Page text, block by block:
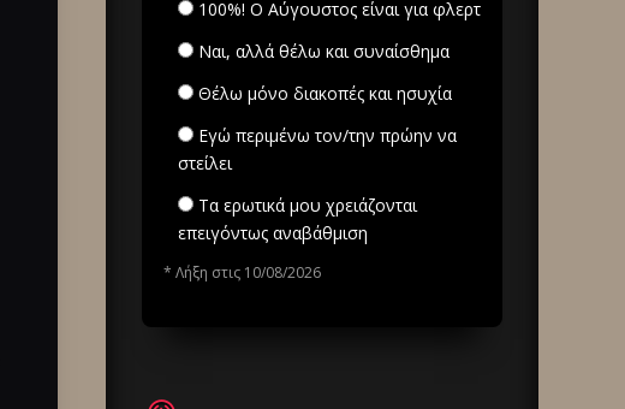
100%! Ο Αύγουστος είναι για φλερτ
Ναι, αλλά θέλω και συναίσθημα
Θέλω μόνο διακοπές και ησυχία
Εγώ περιμένω τον/την πρώην να
στείλει
Τα ερωτικά μου χρειάζονται
επειγόντως αναβάθμιση
* Λήξη στις 10/08/2026